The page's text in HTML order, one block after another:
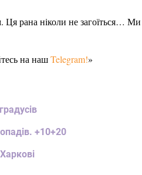
Ця рана ніколи не загоїться…
на нашTelegram!»
+10+20